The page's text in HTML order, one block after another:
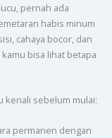
pernah ada
habis minum
cahaya bocor, dan
bisa lihat betapa
kenali sebelum mulai:
permanen dengan